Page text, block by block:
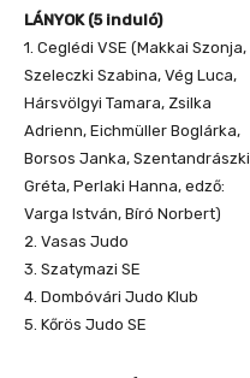
LÁNYOK (5 induló)
1. Ceglédi VSE (Makkai Szonja,
Szeleczki Szabina, Vég Luca,
Hársvölgyi Tamara, Zsilka
Adrienn, Eichmüller Boglárka,
Borsos Janka, Szentandrászki
Gréta, Perlaki Hanna, edző:
Varga István, Bíró Norbert)
2. Vasas Judo
3. Szatymazi SE
4. Dombóvári Judo Klub
5. Kőrös Judo SE